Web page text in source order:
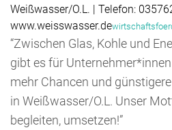
Weißwasser/O.L. | Telefon:
www.weisswasser.de
“Zwischen Glas, Kohle und
gibt es für
mehr Chancen und
in Weißwasser/O.L. Unser
begleiten, umsetzen!”